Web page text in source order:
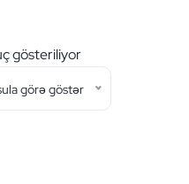
gösteriliyor
görə göstər